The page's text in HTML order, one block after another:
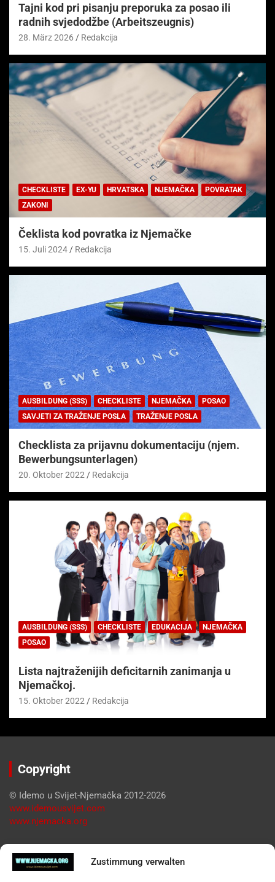
Zustimmung verwalten
Tajni kod pri pisanju preporuka za posao ili
radnih svjedodžbe (Arbeitszeugnis)
28. März 2026 Redakcija
CHECKLISTE EX-YU HRVATSKA NJEMAČKA
POVRATAK
ZAKONI
Čeklista kod povratka iz Njemačke
15. Juli 2024 Redakcija
AUSBILDUNG (SSS) CHECKLISTE NJEMAČKA
POSAO
SAVJETI ZA TRAŽENJE POSLA
TRAŽENJE POSLA
Checklista za prijavnu dokumentaciju (njem.
Bewerbungsunterlagen)
20. Oktober 2022 Redakcija
AUSBILDUNG (SSS) CHECKLISTE EDUKACIJA
NJEMAČKA
POSAO
Lista najtraženijih deficitarnih zanimanja u
Njemačkoj.
15. Oktober 2022 Redakcija
Copyright
© Idemo u Svijet-Njemačka 2012-2026
www.idemousvijet.com
www.njemacka.org
Pregled